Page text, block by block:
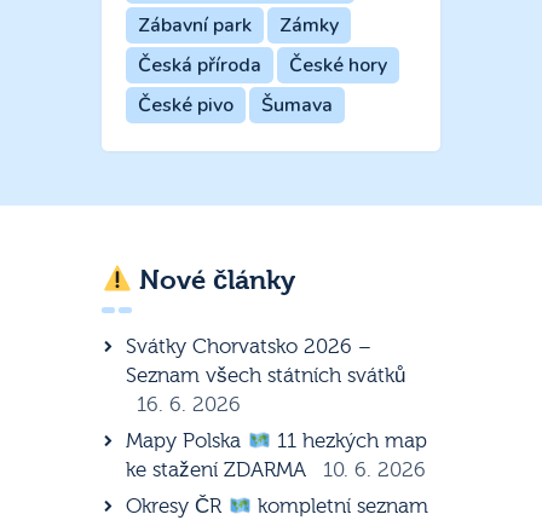
Zábavní park
Zámky
Česká příroda
České hory
České pivo
Šumava
Nové články
Svátky Chorvatsko 2026 –
Seznam všech státních svátků
16. 6. 2026
Mapy Polska
11 hezkých map
ke stažení ZDARMA
10. 6. 2026
Okresy ČR
kompletní seznam